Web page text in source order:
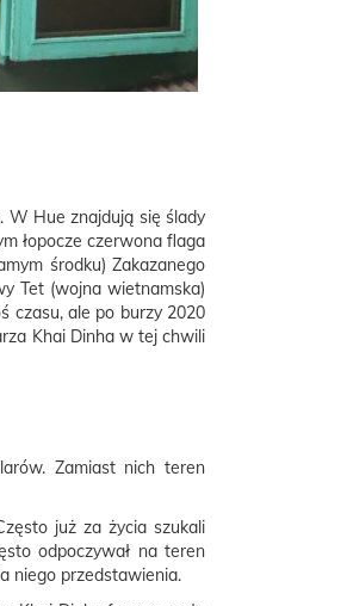
W Hue znajdują się ślady
łopocze czerwona flaga
środku) Zakazanego
Tet (wojna wietnamska)
czasu, ale po burzy 2020
Khai Dinha w tej chwili
Zamiast nich teren
już za życia szukali
odpoczywał na teren
niego przedstawienia.